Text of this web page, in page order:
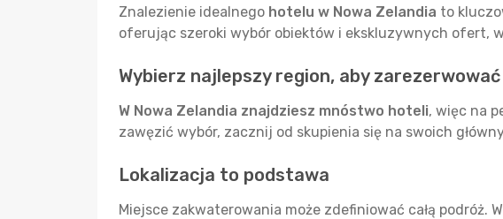
Znalezienie idealnego hotelu w Nowa Zelandia to
oferując szeroki wybór obiektów i ekskluzywnych ofert,
Wybierz najlepszy region, aby
W Nowa Zelandia znajdziesz mnóstwo hoteli, więc na
zawęzić wybór, zacznij od skupienia się na swoich
Lokalizacja to podstawa
Miejsce zakwaterowania może zdefiniować całą podróż.